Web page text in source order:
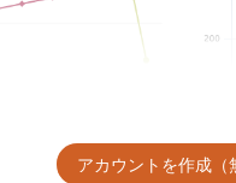
アカウントを作成（